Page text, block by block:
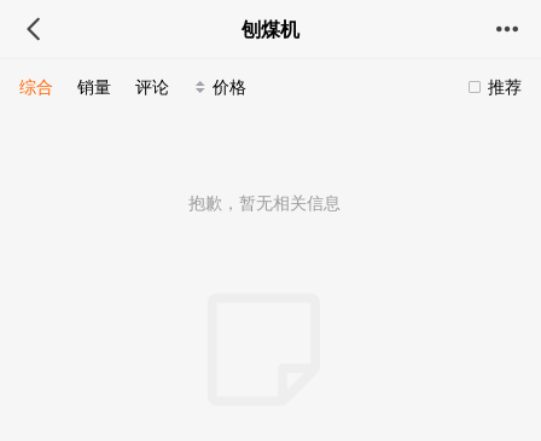
刨煤机
推荐
综合 销量 评论 价格
抱歉，暂无相关信息